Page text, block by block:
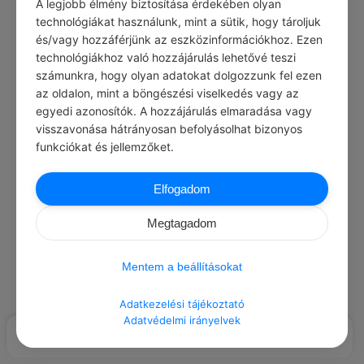
Load More Posts
A legjobb élmény biztosítása érdekében olyan
technológiákat használunk, mint a sütik, hogy tároljuk
és/vagy hozzáférjünk az eszközinformációkhoz. Ezen
technológiákhoz való hozzájárulás lehetővé teszi
számunkra, hogy olyan adatokat dolgozzunk fel ezen
az oldalon, mint a böngészési viselkedés vagy az
egyedi azonosítók. A hozzájárulás elmaradása vagy
visszavonása hátrányosan befolyásolhat bizonyos
funkciókat és jellemzőket.
Elfogadom
Megtagadom
Mentem a beállításokat
Adatkezelési tájékoztató
Adatvédelmi irányelvek